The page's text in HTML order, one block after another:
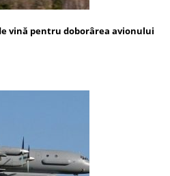
vină pentru doborârea avionului